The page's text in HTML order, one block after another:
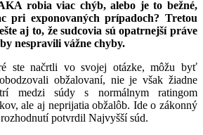
robia viac chýb, alebo je to bežné,
pri exponovaných prípadoch? Tretou
aj to, že sudcovia sú opatrnejší práve
nespravili vážne chyby.
ste načrtli vo svojej otázke, môžu byť
obžalovaní, nie je však žiadne
medzi súdy s normálnym ratingom
ale aj neprijatia obžalôb. Ide o zákonný
potvrdil Najvyšší súd.